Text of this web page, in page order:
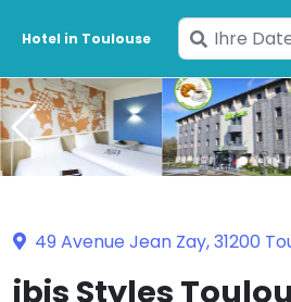
Hotel in Toulouse
Geben
Sie
Ihre
Daten
ein
49 Avenue Jean Zay, 31200
ibis Styles